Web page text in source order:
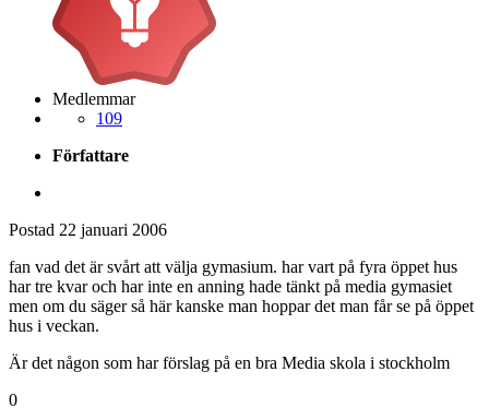
Medlemmar
109
Författare
Postad 22 januari 2006
fan vad det är svårt att välja gymasium. har vart på fyra öppet hus
har tre kvar och har inte en anning hade tänkt på media gymasiet
men om du säger så här kanske man hoppar det man får se på öppet
hus i veckan.
Är det någon som har förslag på en bra Media skola i stockholm
0